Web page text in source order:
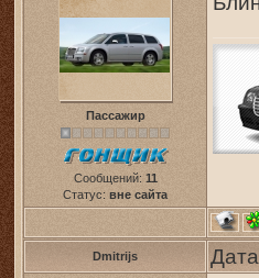
Пассажир
Сообщений: 11
Статус: вне сайта
Dmitrijs